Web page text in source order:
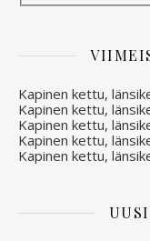
Kapinen kettu,
Kapinen kettu,
Kapinen kettu,
Kapinen kettu,
Kapinen kettu,